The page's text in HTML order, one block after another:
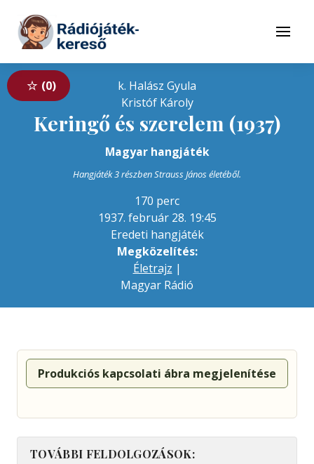
Tovább a tartalomhoz
Menü
0
k. Halász Gyula
Kristóf Károly
Keringő és szerelem (1937)
Magyar hangjáték
Hangjáték 3 részben Strauss János életéből.
170 perc
1937. február 28. 19:45
Eredeti hangjáték
Megközelítés:
Életrajz |
Magyar Rádió
Produkciós kapcsolati ábra megjelenítése
TOVÁBBI FELDOLGOZÁSOK: